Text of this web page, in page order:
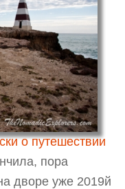
о путешествии
пора
дворе уже 2019й